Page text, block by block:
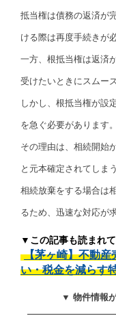
抵当権は債務の返済が
ける際は再度手続きが
一方、根抵当権は返済
受けたいときにスムー
しかし、根抵当権が設
を急ぐ必要があります。
その理由は、相続開始
と元本確定されてしま
相続放棄をする場合は
るため、迅速な対応が
▼この記事も読まれ
【茅ヶ崎】不動産
い・税金を減らす
▼ 物件情報